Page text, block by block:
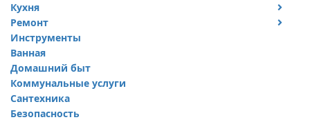
Дизайн дачи
Дизайн квартиры
Кухня
Посуда
Ремонт
Ремонт дачи
Ремонт квартиры
Инструменты
Ванная
Домашний быт
Коммунальные услуги
Сантехника
Безопасность